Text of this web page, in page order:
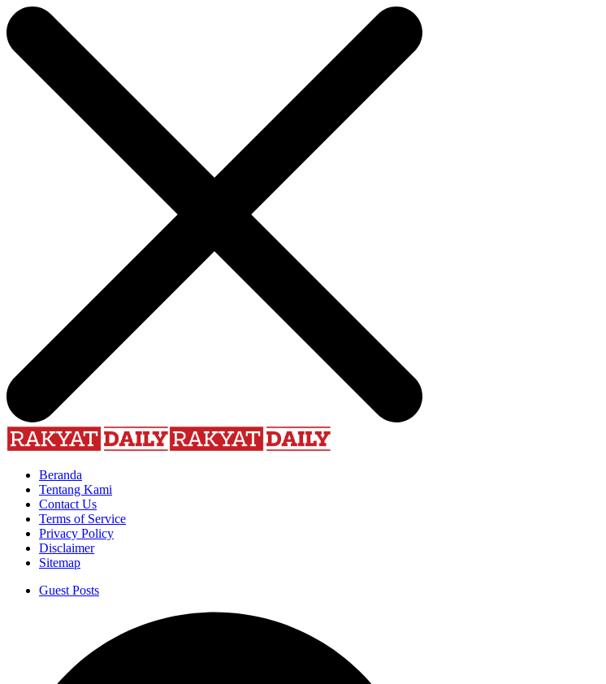
Beranda
Tentang Kami
Contact Us
Terms of Service
Privacy Policy
Disclaimer
Sitemap
Guest Posts